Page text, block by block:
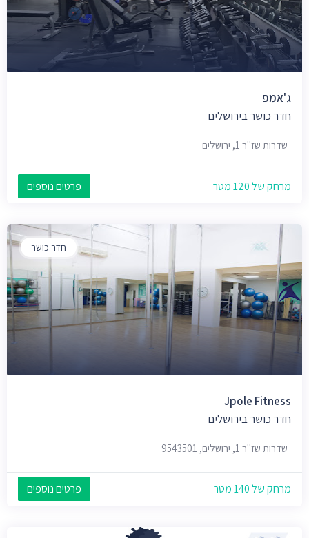
ג'אמפ
חדר כושר בירושלים
שדרות שז"ר 1, ירושלים
מרחק של 120 מטר פרטים נוספים
חדר כושר
Jpole Fitness
חדר כושר בירושלים
שדרות שז"ר 1, ירושלים, 9543501
מרחק של 140 מטר פרטים נוספים